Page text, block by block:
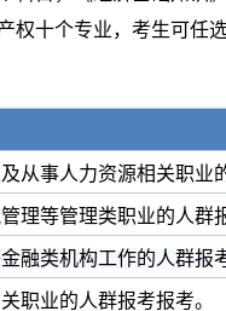
十个专业，考生可任选
从事人力资源相关职业
理等管理类职业的人群
融类机构工作的人群报
职业的人群报考报考。